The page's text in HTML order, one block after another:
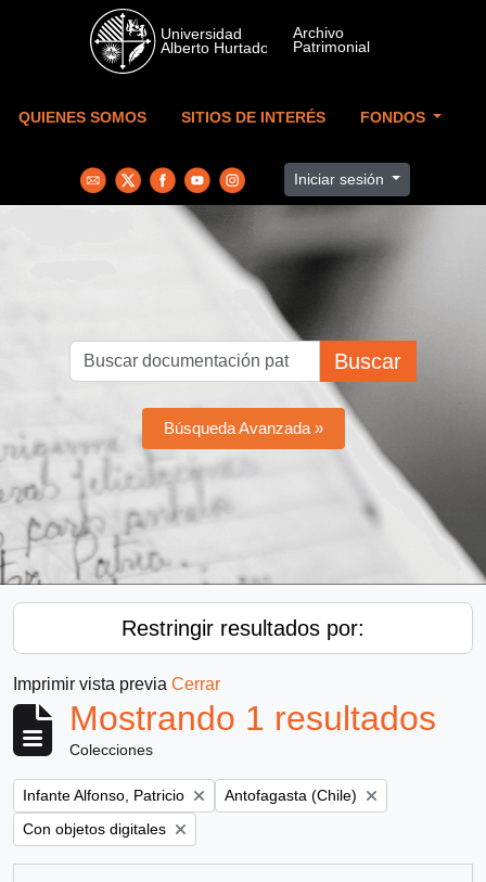
Skip to main content
QUIENES SOMOS SITIOS DE INTERÉS FONDOS
Iniciar sesión
Buscar
Búsqueda Avanzada »
Restringir resultados por:
Imprimir vista previa Cerrar
Mostrando 1 resultados
Colecciones
Remove filter:
Infante Alfonso, Patricio Remove filter:
Antofagasta (Chile)
Remove filter:
Con objetos digitales